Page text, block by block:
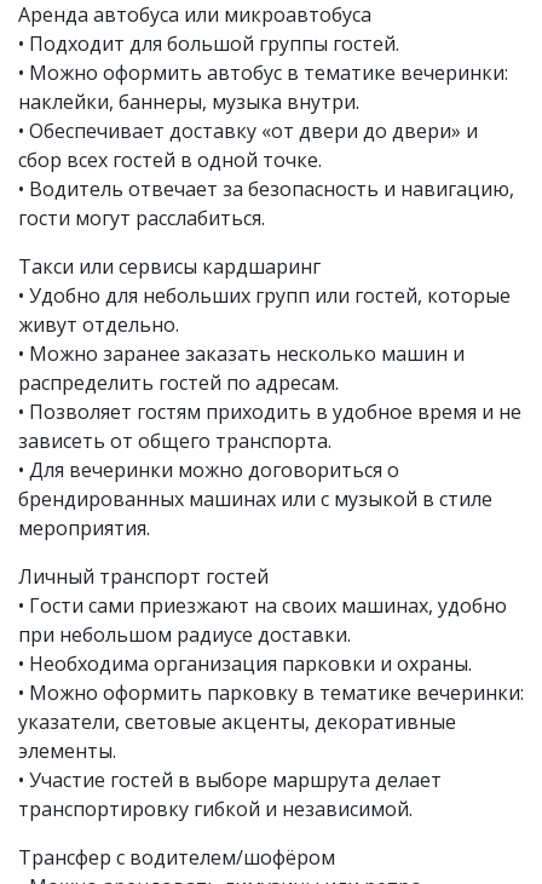
Аренда автобуса или микроавтобуса
• Подходит для большой группы гостей.
• Можно оформить автобус в тематике вечеринки:
наклейки, баннеры, музыка внутри.
• Обеспечивает доставку «от двери до двери» и
сбор всех гостей в одной точке.
• Водитель отвечает за безопасность и навигацию,
гости могут расслабиться.
Такси или сервисы кардшаринг
• Удобно для небольших групп или гостей, которые
живут отдельно.
• Можно заранее заказать несколько машин и
распределить гостей по адресам.
• Позволяет гостям приходить в удобное время и не
зависеть от общего транспорта.
• Для вечеринки можно договориться о
брендированных машинах или с музыкой в стиле
мероприятия.
Личный транспорт гостей
• Гости сами приезжают на своих машинах, удобно
при небольшом радиусе доставки.
• Необходима организация парковки и охраны.
• Можно оформить парковку в тематике вечеринки:
указатели, световые акценты, декоративные
элементы.
• Участие гостей в выборе маршрута делает
транспортировку гибкой и независимой.
Трансфер с водителем/шофёром